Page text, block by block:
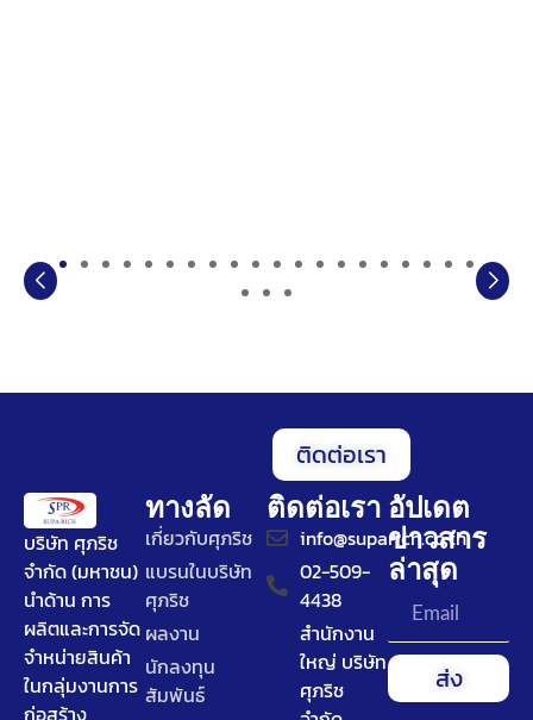
ติดต่อเรา
บริษัท ศุภริช
จำกัด (มหาชน)
นำด้าน การ
ผลิตและการจัด
จำหน่ายสินค้า
ในกลุ่มงานการ
ก่อสร้าง
ทางลัด
เกี่ยวกับศุภริช
แบรนในบริษัท
ศุภริช
ผลงาน
นักลงทุน
สัมพันธ์
ติดต่อเรา
info@suparich.co.th
02-509-
4438
สำนักงาน
ใหญ่ บริษัท
ศุภริช
อัปเดต
ข่าวสาร
ล่าสุด
ส่ง